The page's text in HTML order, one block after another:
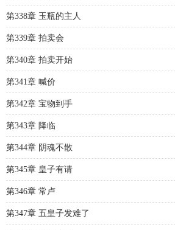
第338章 玉瓶的主人
第339章 拍卖会
第340章 拍卖开始
第341章 喊价
第342章 宝物到手
第343章 降临
第344章 阴魂不散
第345章 皇子有请
第346章 常卢
第347章 五皇子发难了